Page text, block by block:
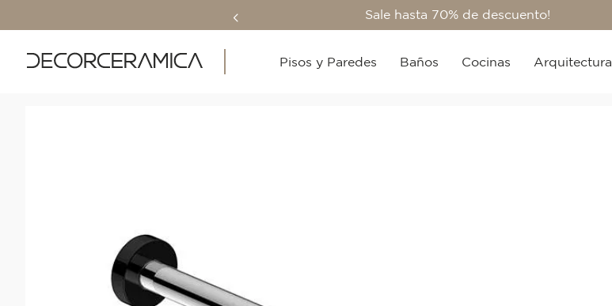
Sale hasta 70% de descuento!
Pisos y Paredes Baños Cocinas Arquitectura